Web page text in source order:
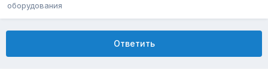
оборудования
Ответить